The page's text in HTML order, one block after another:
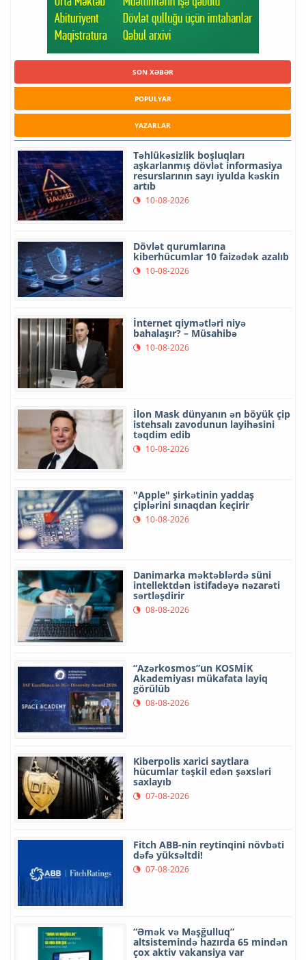
SON XƏBƏR
POPULYAR
YAZARLAR
Təhlükəsizlik boşluqları
aşkarlanmış dövlət informasiya
resurslarının sayı iyulda kəskin
artıb
10-08-2026
Dövlət qurumlarına
kiberhücumlar 10 faizədək azalıb
10-08-2026
İnternet qiymətləri niyə
bahalaşır? – Müsahibə
10-08-2026
İlon Mask dünyanın ən böyük çip
istehsalı zavodunun layihəsini
təqdim edib
10-08-2026
"Apple" şirkətinin yaddaş
çiplərini sınaqdan keçirir
10-08-2026
Danimarka məktəblərdə süni
intellektdən istifadəyə nəzarəti
sərtləşdirir
08-08-2026
“Azərkosmos”un KOSMİK
Akademiyası mükafata layiq
görülüb
08-08-2026
Kiberpolis xarici saytlara
hücumlar təşkil edən şəxsləri
saxlayıb
07-08-2026
Fitch ABB-nin reytinqini növbəti
dəfə yüksəltdi!
07-08-2026
“Əmək və Məşğulluq”
altsistemində hazırda 65 mindən
çox aktiv vakansiya var